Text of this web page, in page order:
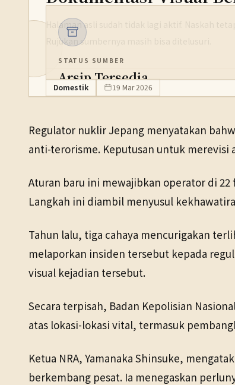
Halaman asli sudah tidak lagi aktif. Naskah
Rujukan sumbernya masih bisa ditelusuri.
Domestik 19 Mar 2026
STATUS SUMBER
Arsip Tersedia
TANGGAL SUMBER
19 Mar 2026
Pranala sumber asli tidak lagi tersedia. Versi arsip
Regulator nuklir Jepang menyatakan
anti-terorisme. Keputusan untuk merevisi
Aturan baru ini mewajibkan operator di
Langkah ini diambil menyusul
Tahun lalu, tiga cahaya mencurigakan
melaporkan insiden tersebut kepada
visual kejadian tersebut.
Secara terpisah, Badan Kepolisian
atas lokasi-lokasi vital, termasuk
Ketua NRA, Yamanaka Shinsuke,
berkembang pesat. Ia menegaskan